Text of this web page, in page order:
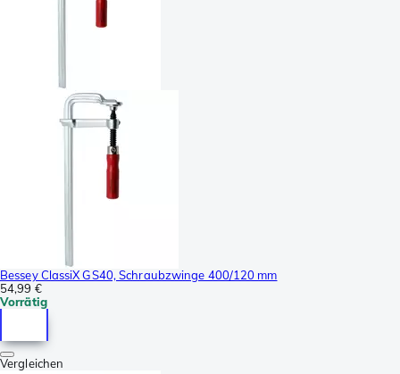
Bessey ClassiX GS40, Schraubzwinge 400/120 mm
54,99 €
Vorrätig
Vergleichen